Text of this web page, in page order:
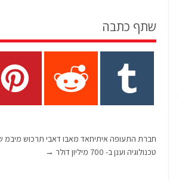
שתף כתבה
חברת התעופה איתיחאד מאבו דאבי תרכוש מיבמ
טכנולוגיה וענן ב- 700 מיליון דולר
→